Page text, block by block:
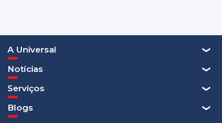
A Universal
Notícias
Serviços
Blogs